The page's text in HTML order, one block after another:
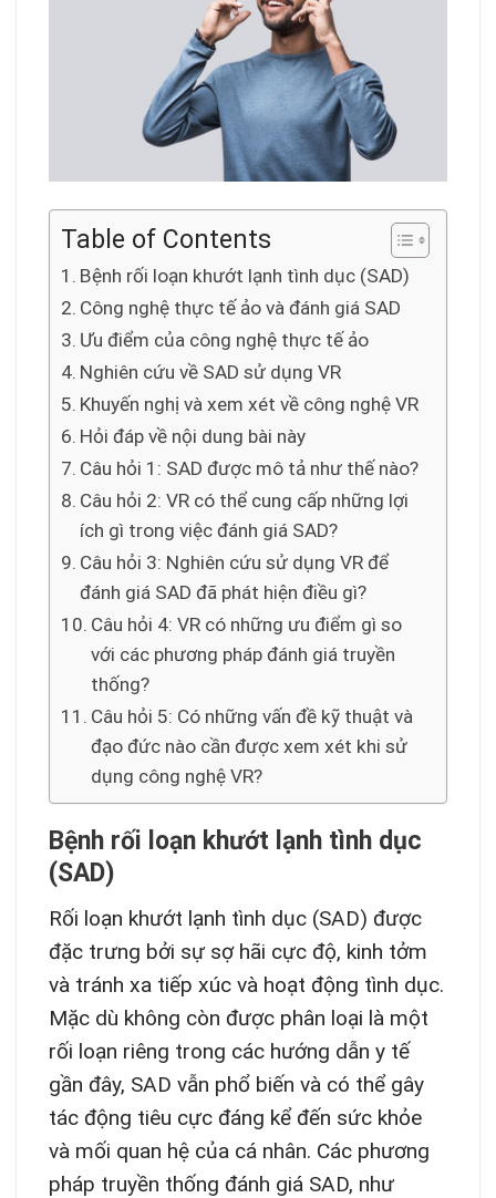
Table of Contents
Bệnh rối loạn khướt lạnh tình dục (SAD)
Công nghệ thực tế ảo và đánh giá SAD
Ưu điểm của công nghệ thực tế ảo
Nghiên cứu về SAD sử dụng VR
Khuyến nghị và xem xét về công nghệ VR
Hỏi đáp về nội dung bài này
Câu hỏi 1: SAD được mô tả như thế nào?
Câu hỏi 2: VR có thể cung cấp những lợi
ích gì trong việc đánh giá SAD?
Câu hỏi 3: Nghiên cứu sử dụng VR để
đánh giá SAD đã phát hiện điều gì?
Câu hỏi 4: VR có những ưu điểm gì so
với các phương pháp đánh giá truyền
thống?
Câu hỏi 5: Có những vấn đề kỹ thuật và
đạo đức nào cần được xem xét khi sử
dụng công nghệ VR?
Bệnh rối loạn khướt lạnh tình dục
(SAD)
Rối loạn khướt lạnh tình dục (SAD) được
đặc trưng bởi sự sợ hãi cực độ, kinh tởm
và tránh xa tiếp xúc và hoạt động tình dục.
Mặc dù không còn được phân loại là một
rối loạn riêng trong các hướng dẫn y tế
gần đây, SAD vẫn phổ biến và có thể gây
tác động tiêu cực đáng kể đến sức khỏe
và mối quan hệ của cá nhân. Các phương
pháp truyền thống đánh giá SAD, như